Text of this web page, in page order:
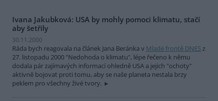
Ivana Jakubková: USA by mohly pomoci klimatu, stačí
aby šetřily
30.11.2000
Ráda bych reagovala na článek Jana Beránka v Mladé frontě DNESz
27. listopadu 2000 "Nedohoda o klimatu", lépe řečeno k němu
dodala pár zajímavých informací ohledně USA a jejich "ochoty"
aktivně bojovat proti tomu, aby se naše planeta nestala brzy
peklem pro všechny živé tvory.